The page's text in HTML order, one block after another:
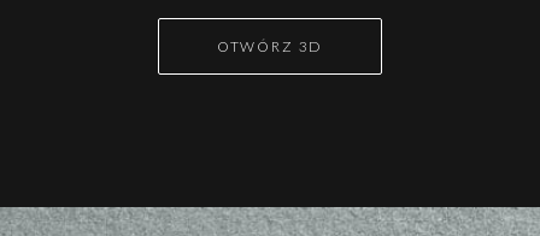
OTWÓRZ 3D